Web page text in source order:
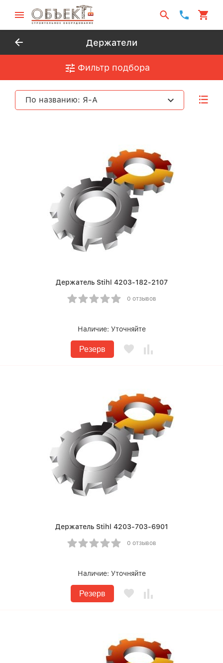
Держатели
Фильтр подбора
По названию: Я-А
Держатель Stihl 4203-182-2107
0 отзывов
Наличие: Уточняйте
Резерв
Держатель Stihl 4203-703-6901
0 отзывов
Наличие: Уточняйте
Резерв